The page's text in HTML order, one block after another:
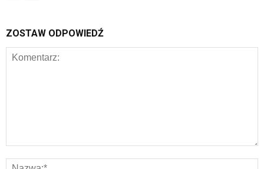
ZOSTAW ODPOWIEDŹ